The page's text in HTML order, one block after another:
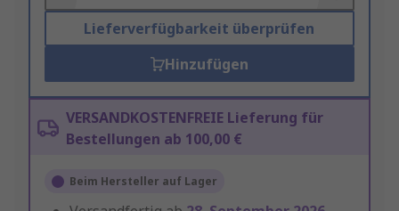
Lieferverfügbarkeit überprüfen
Hinzufügen
VERSANDKOSTENFREIE Lieferung für
Bestellungen ab 100,00 €
Beim Hersteller auf Lager